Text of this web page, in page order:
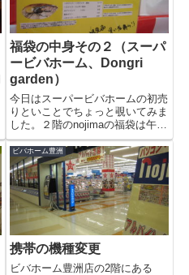
福袋の中身その２（スーパ
ービバホーム、Dongri
garden）
今日はスーパービバホームの初売
りといことでちょっと覗いてみま
した。２階のnojimaの福袋は午後
に行ったところ、あとかたも無く
なっていました。販売してたんで
すよね？？１Fには女性用のヘア
ケア用品等を詰めた福袋がありま
した。が、注目を引いたの...
ビバホーム豊洲
携帯の機種変更
ビバホーム豊洲店の2階にある